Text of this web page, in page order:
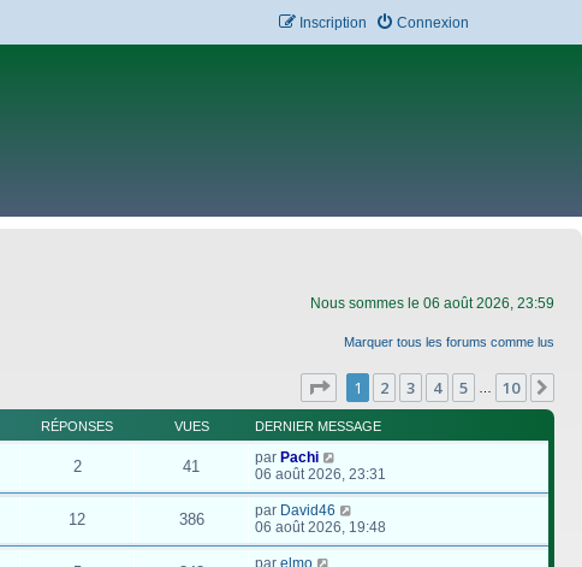
Connexion
Inscription
Nous sommes le 06 août 2026, 23:59
Marquer tous les forums comme lus
Page 1sur10
1 2 3 4 5 10
RÉPONSES VUES DERNIER MESSAGE
2 41 par Pachi
06 août 2026, 23:31
12 386 par David46
06 août 2026, 19:48
par elmo